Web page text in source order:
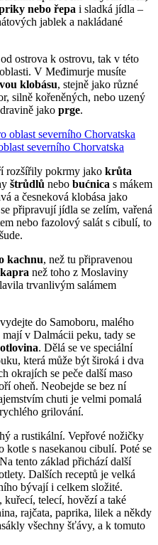
nebo řepa i sladká jídla –
jablek a nakládané
ostrova k ostrovu, tak v této
V Međimurje musíte
klobásu, stejně jako různé
silně kořeněných, nebo uzený
jako prge.
severního Chorvatska
rozšířily pokrmy jako krůta
štrůdlů nebo bućnica s mákem
a česneková klobása jako
připravují jídla se zelím, vařená
nebo fazolový salát s cibulí, to
kachnu, než tu připravenou
kapra než toho z Moslaviny
trvanlivým salámem
do Samoboru, malého
v Dalmácii peku, tady se
. Dělá se ve speciální
která může být široká i dva
okrajích se peče další maso
oheň. Neobejde se bez ní
chuti je velmi pomalá
grilování.
a rustikální. Vepřové nožičky
kotle s nasekanou cibulí. Poté se
tento základ přichází další
Dalších receptů je velká
bývají i celkem složité.
kuřecí, telecí, hovězí a také
rajčata, paprika, lilek a někdy
všechny šťávy, a k tomuto